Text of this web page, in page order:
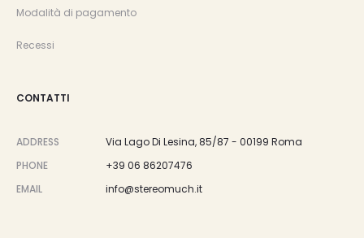
Modalità di pagamento
Recessi
CONTATTI
ADDRESS
Via Lago Di Lesina, 85/87 - 00199 Roma
PHONE
+39 06 86207476
EMAIL
info@stereomuch.it